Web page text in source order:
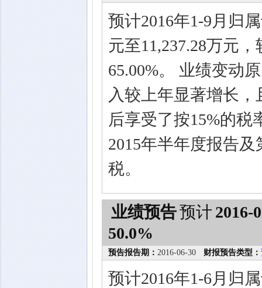
预计2016年1-9月归
元至11,237.28万元
65.00%。 业绩变动
入较上年显著增长
后享受了按15%的
2015年半年度报告
税。
业绩预告预计 2016-
50.0%
预告报告期： 2016-06-30 财报预告类型：
预计2016年1-6月归